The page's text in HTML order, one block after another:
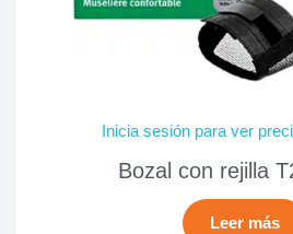
Inicia sesión para ver
Bozal con rejilla
Leer más